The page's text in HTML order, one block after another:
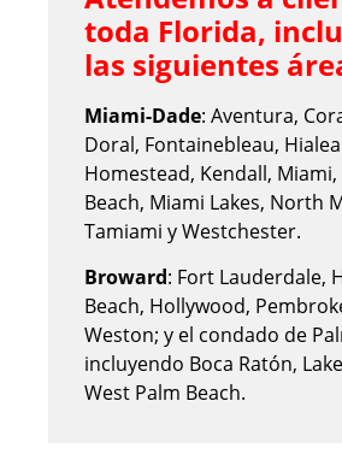
toda Florida,
las siguientes
Miami-Dade: Aventura,
Doral, Fontainebleau,
Homestead, Kendall,
Beach, Miami Lakes, North
Tamiami y Westchester.
Broward: Fort Lauderdale,
Beach, Hollywood,
Weston; y el condado de
incluyendo Boca Ratón,
West Palm Beach.